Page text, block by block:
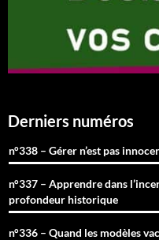
Derniers numéros
n°338 – Gérer n’est pas
n°337 – Apprendre dans
profondeur historique
n°336 – Quand les modèles